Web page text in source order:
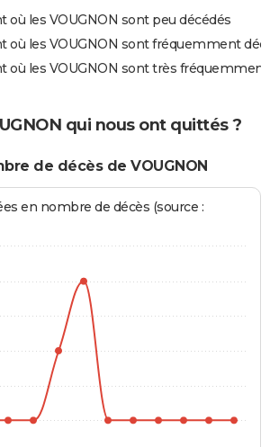
où les VOUGNON sont peu décédés
où les VOUGNON sont fréquemment
où les VOUGNON sont très
qui nous ont quittés ?
de décès de VOUGNON
en nombre de décès (source :